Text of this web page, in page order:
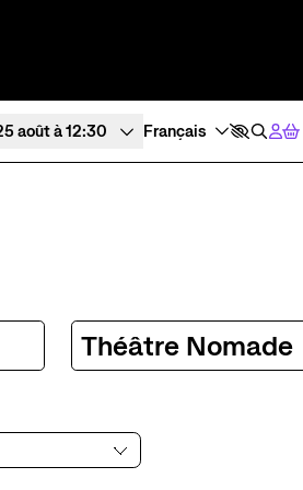
août à 12:30
Théâtre Nomade